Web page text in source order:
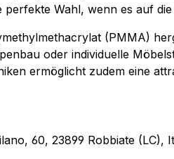
perfekte Wahl, wenn es
(PMMA)
oder individuelle
ermöglicht zudem eine
60, 23899 Robbiate